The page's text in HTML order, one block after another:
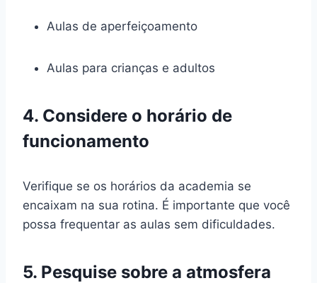
Aulas de aperfeiçoamento
Aulas para crianças e adultos
4. Considere o horário de
funcionamento
Verifique se os horários da academia se
encaixam na sua rotina. É importante que você
possa frequentar as aulas sem dificuldades.
5. Pesquise sobre a atmosfera